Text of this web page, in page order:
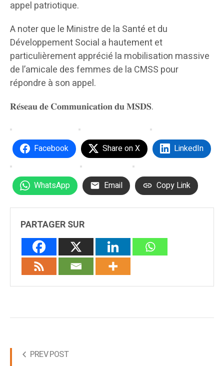
appel patriotique.
A noter que le Ministre de la Santé et du
Développement Social a hautement et
particulièrement apprécié la mobilisation massive
de l’amicale des femmes de la CMSS pour
répondre à son appel.
𝐑𝐞́𝐬𝐞𝐚𝐮 𝐝𝐞 𝐂𝐨𝐦𝐦𝐮𝐧𝐢𝐜𝐚𝐭𝐢𝐨𝐧 𝐝𝐮 𝐌𝐒𝐃𝐒.
Facebook Share on X LinkedIn
WhatsApp Email Copy Link
PARTAGER SUR
PREV POST